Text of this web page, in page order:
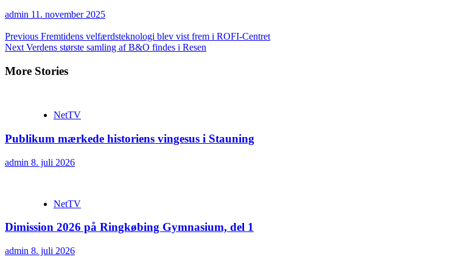
admin 11. november 2025
Continue
Reading
Previous Fremtidens velfærdsteknologi blev vist frem i ROFI-Centret
Next Verdens største samling af B&O findes i Resen
More Stories
NetTV
Publikum mærkede historiens vingesus i Stauning
admin 8. juli 2026
NetTV
Dimission 2026 på Ringkøbing Gymnasium, del 1
admin 8. juli 2026